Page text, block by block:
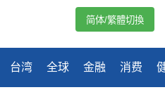
台湾 全球 金融 消费
简体/繁體切換